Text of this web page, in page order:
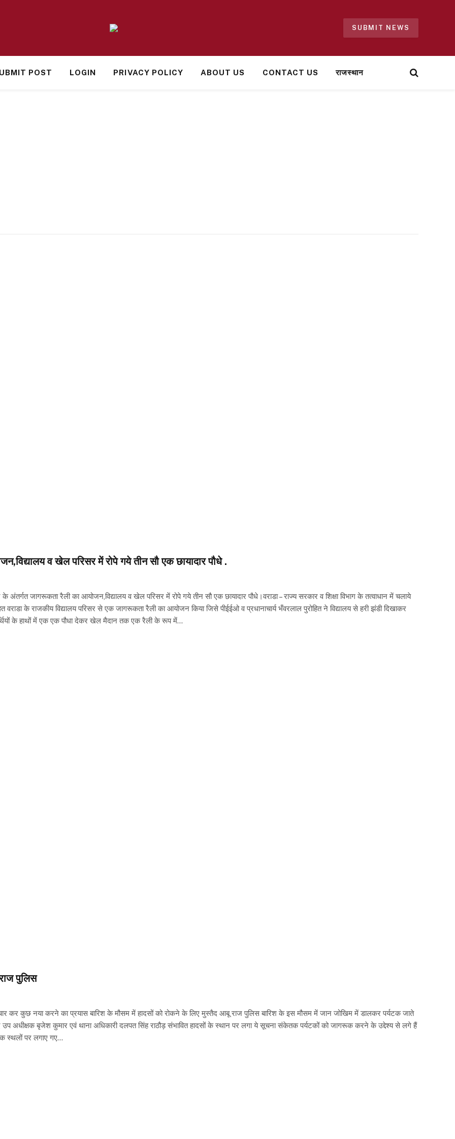
SUBMIT NEWS
POST LOGIN PRIVACY POLICY ABOUT US CONTACT US राजस्थान
व खेल परिसर में रोपे गये तीन सौ एक छायादार पौधे .
अंतर्गत जागरूकता रैली का आयोजन,विद्यालय व खेल परिसर में रोपे गये तीन सौ एक छायादार पौधे।वराडा – राज्य सरकार व शिक्षा विभाग के तत्वाधान में चलाये
के राजकीय विद्यालय परिसर से एक जागरूकता रैली का आयोजन किया जिसे पीईईओ व प्रधानाचार्य भँवरलाल पुरोहित ने विद्यालय से हरी झंडी दिखाकर
के हाथों में एक एक पौधा देकर खेल मैदान तक एक रैली के रूप में…
पुलिस
कर कुछ नया करने का प्रयास बारिश के मौसम में हादसों को रोकने के लिए मुस्तैद आबू राज पुलिस बारिश के इस मौसम में जान जोखिम में डालकर पर्यटक जाते
उप अधीक्षक बृजेश कुमार एवं थाना अधिकारी दलपत सिंह राठौड़ संभावित हादसों के स्थान पर लगा ये सूचना संकेतक पर्यटकों को जागरूक करने के उद्देश्य से लगे हैं
स्थलों पर लगाए गए…